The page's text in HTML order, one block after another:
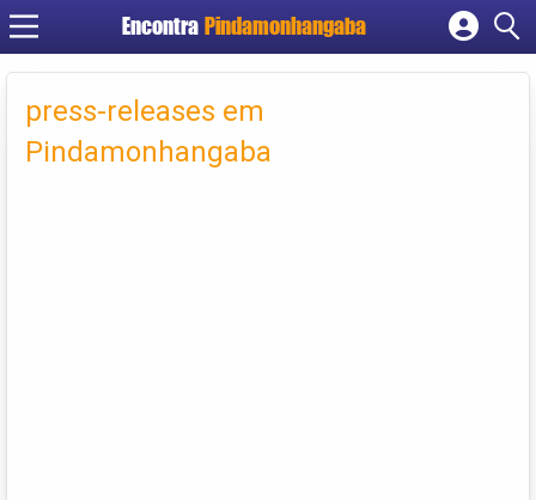
Encontra Pindamonhangaba
Cadastrar empresa
Criar conta
press-releases em
Pindamonhangaba